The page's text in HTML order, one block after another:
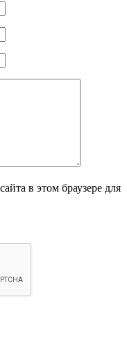
в этом браузере для